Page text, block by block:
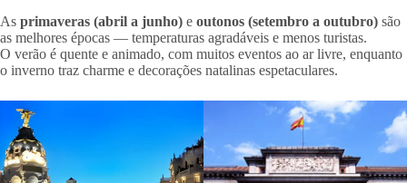
As primaveras (abril a junho) e outonos (setembro a outubro) são
as melhores épocas — temperaturas agradáveis e menos turistas.
O verão é quente e animado, com muitos eventos ao ar livre, enquanto
o inverno traz charme e decorações natalinas espetaculares.